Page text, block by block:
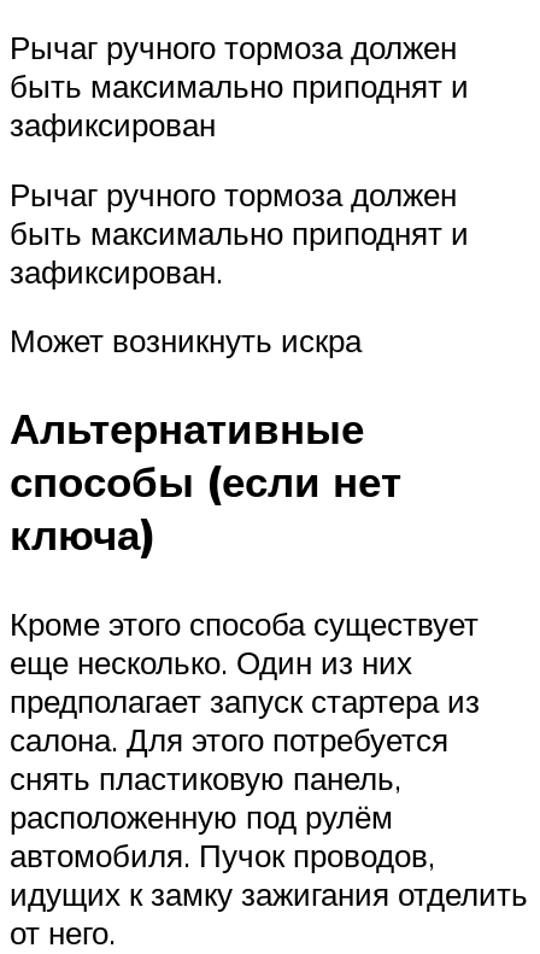
Рычаг ручного тормоза должен
быть максимально приподнят и
зафиксирован
Рычаг ручного тормоза должен
быть максимально приподнят и
зафиксирован.
Может возникнуть искра
Альтернативные
способы (если нет
ключа)
Кроме этого способа существует
еще несколько. Один из них
предполагает запуск стартера из
салона. Для этого потребуется
снять пластиковую панель,
расположенную под рулём
автомобиля. Пучок проводов,
идущих к замку зажигания отделить
от него.